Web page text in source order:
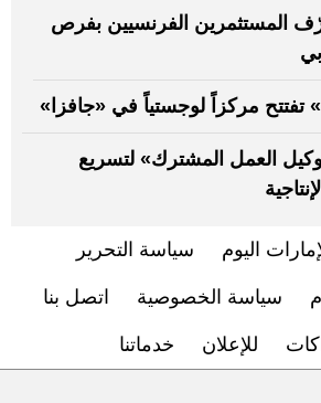
المستثمرين الفرنسيين بفرص
تفتتح مركزاً لوجستياً في «جافزا»
العمل المشترك» لتسريع
اليوم سياسة التحرير
سياسة الخصوصية اتصل بنا
للإعلان خدماتنا